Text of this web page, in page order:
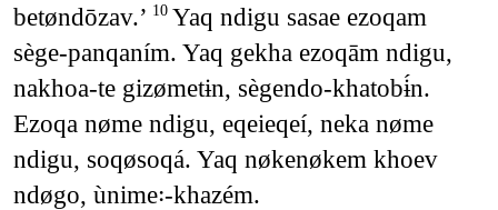
betøndōzav.’ 10 Yaq ndigu sasae ezoqam
sège-panqaním. Yaq gekha ezoqām ndigu,
nakhoa-te gizømetɨn, sègendo-khatobɨ́n.
Ezoqa nøme ndigu, eqeieqeí, neka nøme
ndigu, soqøsoqá. Yaq nøkenøkem khoev
ndøgo, ùnime꞉-khazém.